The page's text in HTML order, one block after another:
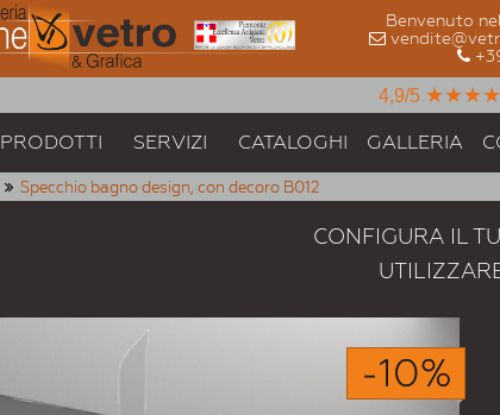
Benvenuto
4,9/5
PRODOTTI SERVIZI CATALOGHI GALLERIA
Specchio bagno design, con decoro B012
CONFIGURA IL
-10%